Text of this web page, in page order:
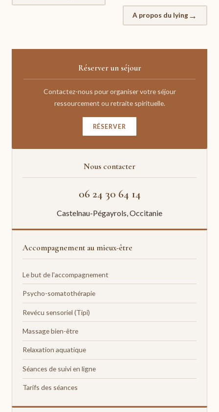
A propos du lying→
Réserver un séjour
Contactez-nous pour organiser votre séjour
ressourcement ou retraite spirituelle.
RÉSERVER
Nous contacter
06 24 30 64 14
Castelnau-Pégayrols, Occitanie
Accompagnement au mieux-être
Le but de l'accompagnement
Psycho-somatothérapie
Revécu sensoriel (Tipi)
Massage bien-être
Relaxation aquatique
Séances de suivi en ligne
Tarifs des séances